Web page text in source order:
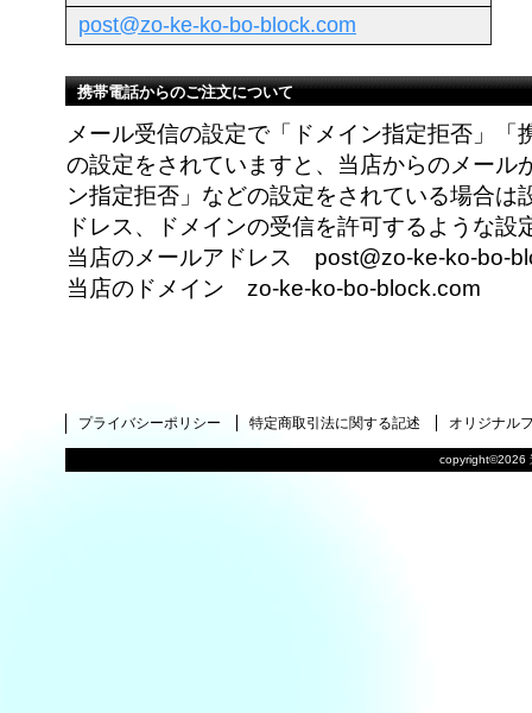
post@zo-ke-ko-bo-block.com
携帯電話からのご注文について
メール受信の設定で「ドメイン指定拒否」
の設定をされていますと、当店からのメール
ン指定拒否」などの設定をされている場合は
ドレス、ドメインの受信を許可するような設
当店のメールアドレス post@zo-ke-ko-bo-
当店のドメイン zo-ke-ko-bo-block.com
copyright©2026
プライバシーポリシー 特定商取引法に関する記述 オリジナル